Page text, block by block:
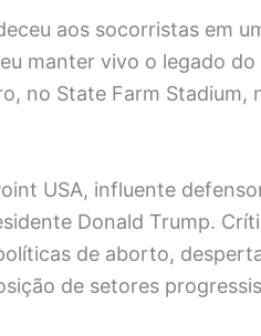
aos socorristas em
manter vivo o legado
no State Farm Stadium,
USA, influente
Donald Trump.
de aborto,
de setores